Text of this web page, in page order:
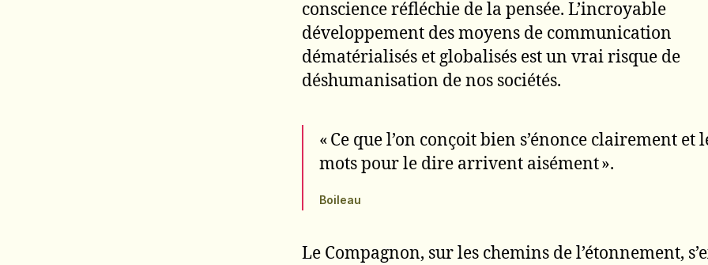
conscience réfléchie de la pensée. L’incroyable
développement des moyens de communication
dématérialisés et globalisés est un vrai risque de
déshumanisation de nos sociétés.
« Ce que l’on conçoit bien s’énonce clairement et
mots pour le dire arrivent aisément ».
Boileau
Le Compagnon, sur les chemins de l’étonnement,